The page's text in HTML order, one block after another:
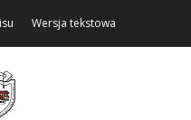
Wersja tekstowa